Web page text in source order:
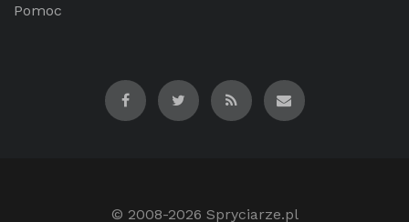
Pomoc
© 2008-2026 Spryciarze.pl